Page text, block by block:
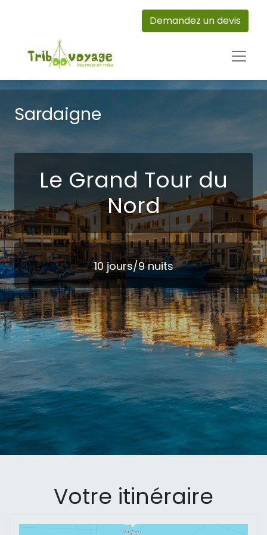
Demandez un devis
Sardaigne
Le Grand Tour du
Nord
10 jours/9 nuits
Votre itinéraire